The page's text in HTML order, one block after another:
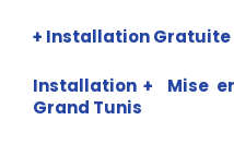
+ Installation Gratuite
Installation + Mise
Grand Tunis